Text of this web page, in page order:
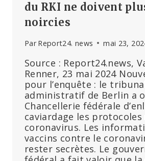
du RKI ne doivent
noircies
Par Report24. news mai 23,
Source : Report24.news,
Renner, 23 mai 2024
pour l’enquête : le
administratif de Berlin a
Chancellerie fédérale
caviardage les
coronavirus. Les
vaccins contre le
rester secrètes. Le